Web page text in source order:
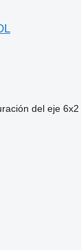
del eje 6x2